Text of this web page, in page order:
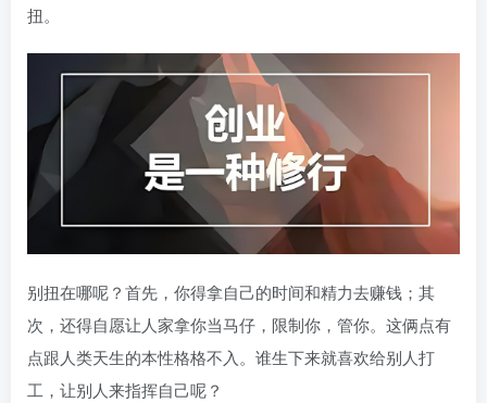
扭。
别扭在哪呢？首先，你得拿自己的时间和精力去赚钱；其
次，还得自愿让人家拿你当马仔，限制你，管你。这俩点有
点跟人类天生的本性格格不入。谁生下来就喜欢给别人打
工，让别人来指挥自己呢？